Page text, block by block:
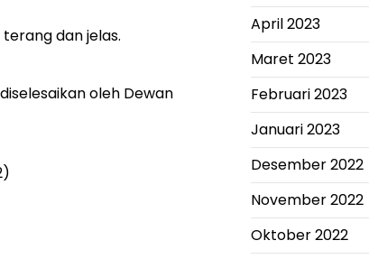
dan jelas.
oleh Dewan
April 2023
Maret 2023
Februari 2023
Januari 2023
Desember 2022
November 2022
Oktober 2022